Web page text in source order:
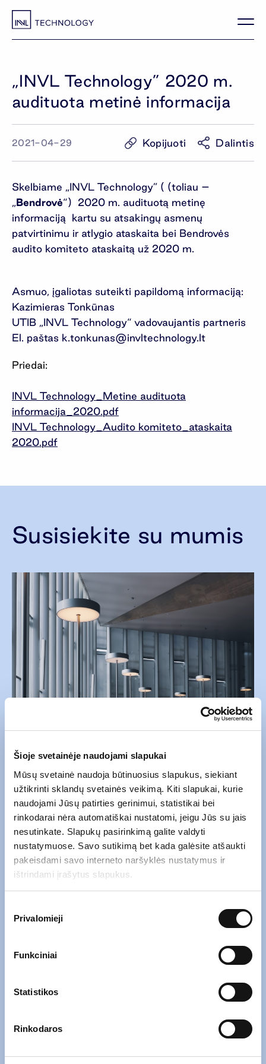
Šioje svetainėje naudojami slapukai
Mūsų svetainė naudoja būtinuosius slapukus, siekiant
užtikrinti sklandų svetainės veikimą. Kiti slapukai, kurie
naudojami Jūsų patirties gerinimui, statistikai bei
rinkodarai nėra automatiškai nustatomi, jeigu Jūs su jais
nesutinkate. Slapukų pasirinkimą galite valdyti
nustatymuose. Savo sutikimą bet kada galėsite atšaukti
pakeisdami savo interneto naršyklės nustatymus ir
ištrindami įrašytus slapukus.
pasirinkimas
Privalomieji
Funkciniai
Statistikos
Rinkodaros
„INVL Technology” 2020 m.
audituota metinė informacija
2021-04-29 Kopijuoti Dalintis
Skelbiame „INVL Technology” ( (toliau –
„Bendrovė“) 2020 m. audituotą metinę
informaciją kartu su atsakingų asmenų
patvirtinimu ir atlygio ataskaita bei Bendrovės
audito komiteto ataskaitą už 2020 m.
Asmuo, įgaliotas suteikti papildomą informaciją:
Kazimieras Tonkūnas
UTIB „INVL Technology“ vadovaujantis partneris
El. paštas k.tonkunas@invltechnology.lt
Priedai:
INVL Technology_Metine audituota
informacija_2020.pdf
INVL Technology_Audito komiteto_ataskaita
2020.pdf
Susisiekite su mumis
Atsiųskite mums el. laišką naudodami
žemiau esančią formą.
Įrašykite savo
adresas ir užklausoje pateikti duomenys) būtų renkami ir tvarkomi siekiant